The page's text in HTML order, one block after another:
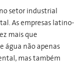
setor industrial
As empresas latino-
mais que
água não apenas
mas também